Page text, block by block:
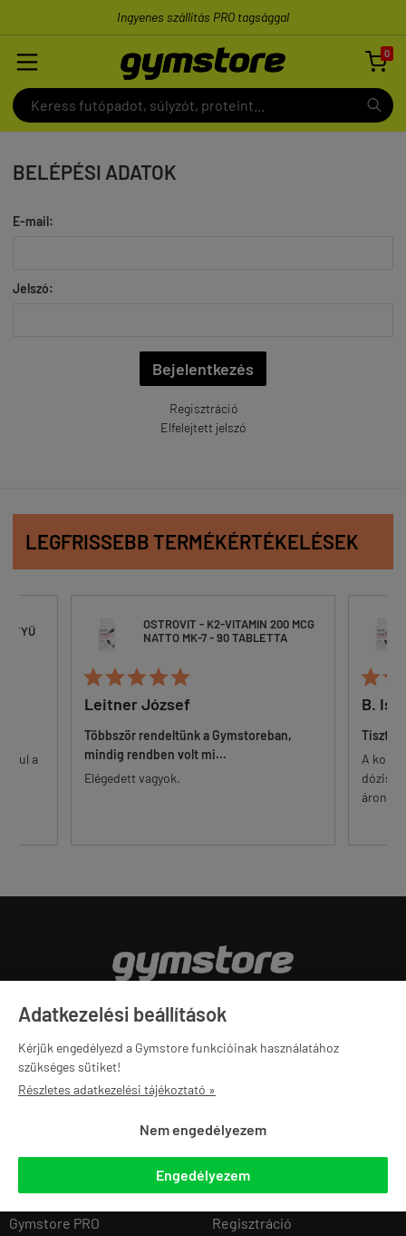
Adatkezelési beállítások
Kérjük engedélyezd a Gymstore funkcióinak használatához
szükséges sütiket!
Részletes adatkezelési tájékoztató »
Nem engedélyezem
Engedélyezem
Ingyenes szállítás PRO tagsággal
0

BELÉPÉSI ADATOK
E-mail:
Jelszó:
Regisztráció
Elfelejtett jelszó
LEGFRISSEBB TERMÉKÉRTÉKELÉSEK
alul a
OSTROVIT - K2-VITAMIN 200 MCG
NATTO MK-7 - 90 TABLETTA

Leitner József
Többször rendeltünk a Gymstoreban,
mindig rendben volt mi...
Elégedett vagyok.

B.
A
dózisú
áron.
Minden, ami az edzéshez kell. 2012 óta.
160E
ELÉGEDETT
DARABOS
Gymstore PRO
Saját fiók
Regisztráció